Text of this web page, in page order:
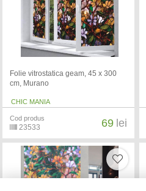
Folie vitrostatica geam, 45 x 300
cm, Murano
CHIC MANIA
Cod produs
23533 69 lei